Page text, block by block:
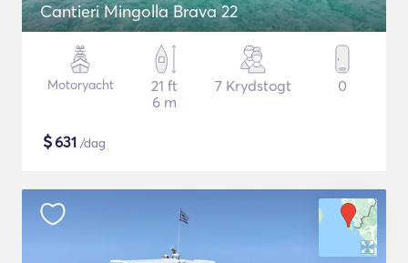
Cantieri Mingolla Brava 22
Motoryacht
21 ft
6 m
7 Krydstogt 0
$631 /dag